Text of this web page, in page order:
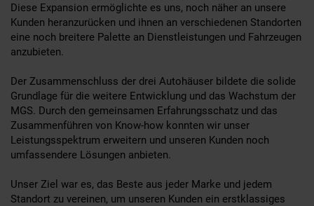
Diese Expansion ermöglichte es uns, noch näher an unsere
Kunden heranzurücken und ihnen an verschiedenen Standorten
eine noch breitere Palette an Dienstleistungen und Fahrzeugen
anzubieten.
Der Zusammenschluss der drei Autohäuser bildete die solide
Grundlage für die weitere Entwicklung und das Wachstum der
MGS. Durch den gemeinsamen Erfahrungsschatz und das
Zusammenführen von Know-how konnten wir unser
Leistungsspektrum erweitern und unseren Kunden noch
umfassendere Lösungen anbieten.
Unser Ziel war es, das Beste aus jeder Marke und jedem
Standort zu vereinen, um unseren Kunden ein erstklassiges